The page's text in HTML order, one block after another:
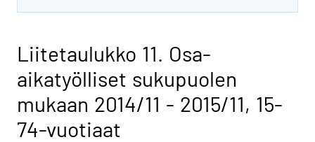
Liitetaulukko 11. Osa-
aikatyölliset sukupuolen
mukaan 2014/11 - 2015/11, 15-
74-vuotiaat